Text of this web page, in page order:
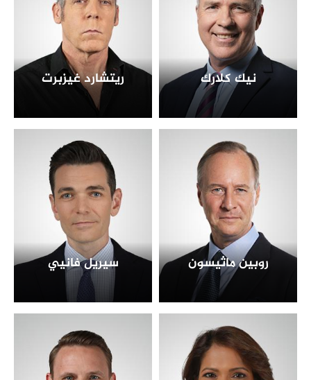
ريتشارد غيزبرت نيك كلارك
سيريل فانيي روبين ماثيسون